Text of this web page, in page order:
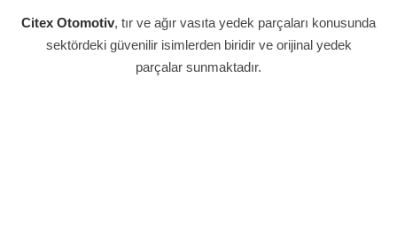
Citex Otomotiv, tır ve ağır vasıta yedek parçaları konusunda
sektördeki güvenilir isimlerden biridir ve orijinal yedek
parçalar sunmaktadır.